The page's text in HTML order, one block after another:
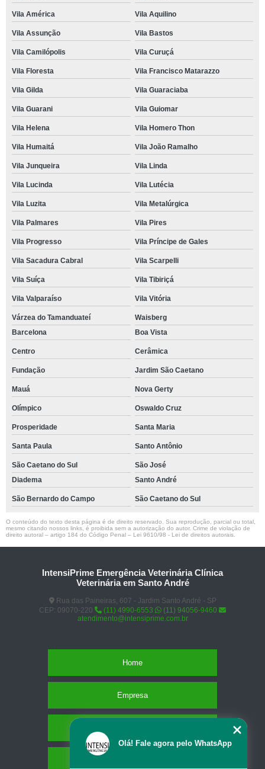
Vila América Vila Aquilino
Vila Assunção Vila Bastos
Vila Camilópolis Vila Curuçá
Vila Floresta Vila Francisco Matarazzo
Vila Gilda Vila Guaraciaba
Vila Guarani Vila Guiomar
Vila Helena Vila Homero Thon
Vila Humaitá Vila João Ramalho
Vila Junqueira Vila Linda
Vila Lucinda Vila Lutécia
Vila Luzita Vila Metalúrgica
Vila Palmares Vila Pires
Vila Progresso Vila Príncipe de Gales
Vila Sacadura Cabral Vila Scarpelli
Vila Suíça Vila Tibiriçá
Vila Valparaíso Vila Vitória
Várzea do Tamanduateí
Waisberg
Barcelona
Boa Vista
Centro Cerâmica
Fundação Jardim São Caetano
Mauá Nova Gerty
Olímpico Oswaldo Cruz
Prosperidade Santa Maria
Santa Paula Santo Antônio
São Caetano do Sul
São José
Diadema
Santo André
São Bernardo do Campo São Caetano do Sul
O conteúdo do texto desta página é de direito reservado. Sua reprodução, parcial ou total,
mesmo citando nossos links, é proibida sem a autorização do autor. Crime de violação de
direito autoral – artigo 184 do Código Penal – Lei 9610/98 - Lei de direitos autorais
IntensiPrime Emergência Veterinária Clínica
Veterinária em Santo André
Rua das Paineiras, 607 - Jardim Santo André - SP
CEP: 09070-220
(11) 4990-6553
(11) 94056-9460
atendimento@intensiprime.com.br
Home
Empresa
Olá! Fale agora pelo WhatsApp